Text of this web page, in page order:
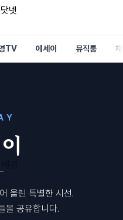
TV 에세이 뮤직룸
올린 특별한 시선.
을 공유합니다.